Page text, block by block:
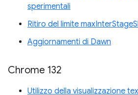
sperimentali
Ritiro del limite
Aggiornamenti di Dawn
Chrome 132
Utilizzo della visualizzazione